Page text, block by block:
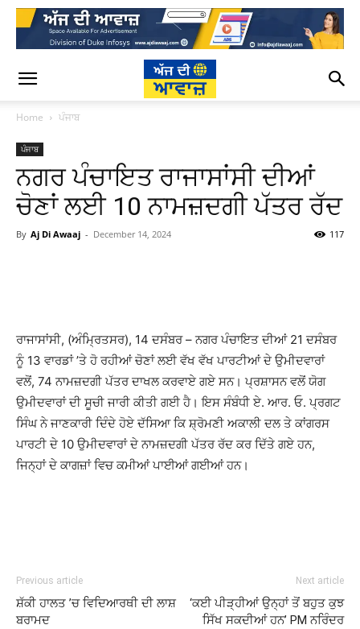
Home ਪੰਜਾਬ
ਪੰਜਾਬ
ਨਗਰ ਪੰਚਾਇਤ ਰਾਜਾਸਾਂਸੀ ਦੀਆਂ
ਚੋਣਾਂ ਲਈ 10 ਨਾਮਜ਼ਦਗੀ ਪੱਤਰ ਰੱਦ
By Aj Di Awaaj - December 14, 2024 117
ਰਾਜਾਸਾਂਸੀ, (ਅੰਮ੍ਰਿਤਸਰ), 14 ਦਸੰਬਰ – ਨਗਰ ਪੰਚਾਇਤ ਦੀਆਂ 21 ਦਸੰਬਰ
ਨੂੰ 13 ਵਾਰਡਾਂ ’ਤੇ ਹੋ ਰਹੀਆਂ ਚੋਣਾਂ ਲਈ ਵੱਖ ਵੱਖ ਪਾਰਟੀਆਂ ਦੇ ਉਮੀਦਵਾਰਾਂ
ਵਲੋਂ, 74 ਨਾਮਜ਼ਦਗੀ ਪੱਤਰ ਦਾਖਲ ਕਰਵਾਏ ਗਏ ਸਨ। ਪ੍ਰਸ਼ਾਸਨ ਵਲੋਂ ਯੋਗ
ਉਮੀਦਵਾਰਾਂ ਦੀ ਸੂਚੀ ਜਾਰੀ ਕੀਤੀ ਗਈ ਹੈ। ਇਸ ਸੰਬੰਧੀ ਏ. ਆਰ. ਓ. ਪ੍ਰਗਟ
ਸਿੰਘ ਨੇ ਜਾਣਕਾਰੀ ਦਿੰਦੇ ਹੋਏ ਦੱਸਿਆ ਕਿ ਸ਼੍ਰੋਮਣੀ ਅਕਾਲੀ ਦਲ ਤੇ ਕਾਂਗਰਸ
ਪਾਰਟੀ ਦੇ 10 ਉਮੀਦਵਾਰਾਂ ਦੇ ਨਾਮਜ਼ਦਗੀ ਪੱਤਰ ਰੱਦ ਕਰ ਦਿੱਤੇ ਗਏ ਹਨ,
ਜਿਨ੍ਹਾਂ ਦੇ ਕਾਗਜ਼ਾਂ ਵਿਚ ਕਮੀਆਂ ਪਾਈਆਂ ਗਈਆਂ ਹਨ।
Previous article
ਸ਼ੱਕੀ ਹਾਲਤ ’ਚ ਵਿਦਿਆਰਥੀ ਦੀ ਲਾਸ਼
ਬਰਾਮਦ
Next article
‘ਕਈ ਪੀੜ੍ਹੀਆਂ ਉਨ੍ਹਾਂ ਤੋਂ ਬਹੁਤ ਕੁਝ
ਸਿੱਖ ਸਕਦੀਆਂ ਹਨ’ PM ਨਰਿੰਦਰ